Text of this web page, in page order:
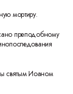
мортиру.
преподобному
святым Иоаном